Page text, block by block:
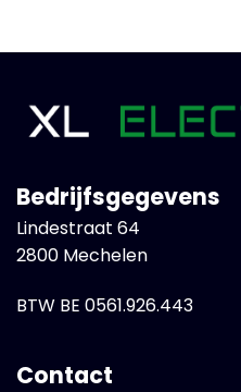
Bedrijfsgegevens
Lindestraat 64
2800 Mechelen
BTW BE 0561.926.443
Contact